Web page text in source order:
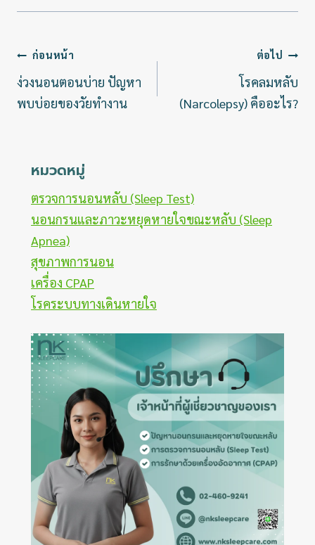
แนะแนว
เรื่อง
ก่อนหน้า
ง่วงนอนตอนบ่าย ปัญหา
พบบ่อยของวัยทำงาน
ต่อไป
โรคลมหลับ
(Narcolepsy) คืออะไร?
หมวดหมู่
ตรวจการนอนหลับ (Sleep Test)
นอนกรนและภาวะหยุดหายใจขณะหลับ (Sleep
Apnea)
สุขภาพการนอน
เครื่อง CPAP
โรคระบบทางเดินหายใจ